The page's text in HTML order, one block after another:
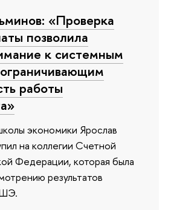
«Проверка
позволила
к системным
работы
экономики Ярослав
на коллегии Счетной
Федерации, которая была
результатов